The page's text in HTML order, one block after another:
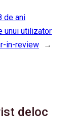
de ani
unui utilizator
in-review
→
deloc